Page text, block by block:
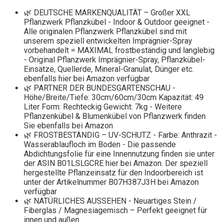
🌿 DEUTSCHE MARKENQUALITÄT – Großer XXL
Pflanzwerk Pflanzkübel - Indoor & Outdoor geeignet -
Alle originalen Pflanzwerk Pflanzkübel sind mit
unserem speziell entwickelten Imprägnier-Spray
vorbehandelt = MAXIMAL frostbeständig und langlebig
- Original Pflanzwerk Imprägnier-Spray, Pflanzkübel-
Einsätze, Quellerde, Mineral-Granulat, Dünger etc.
ebenfalls hier bei Amazon verfügbar
🌿 PARTNER DER BUNDESGARTENSCHAU -
Höhe/Breite/Tiefe: 30cm/60cm/30cm Kapazität: 49
Liter Form: Rechteckig Gewicht: 7kg - Weitere
Pflanzenkübel & Blumenkübel von Pflanzwerk finden
Sie ebenfalls bei Amazon
🌿 FROSTBESTÄNDIG – UV-SCHUTZ - Farbe: Anthrazit -
Wasserablaufloch im Boden - Die passende
Abdichtungsfolie für eine Innennutzung finden sie unter
der ASIN B01LSLGCRE hier bei Amazon. Der speziell
hergestellte Pflanzeinsatz für den Indoorbereich ist
unter der Artikelnummer B07H387J3H bei Amazon
verfügbar
🌿 NATÜRLICHES AUSSEHEN - Neuartiges Stein /
Fiberglas / Magnesiagemisch – Perfekt geeignet für
innen und außen